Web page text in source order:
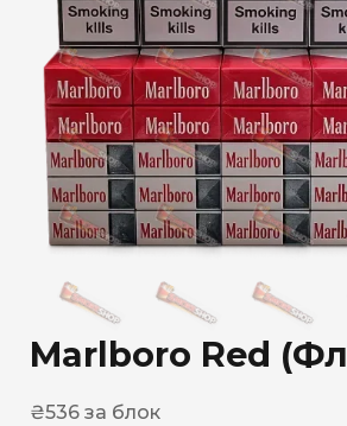
Marlboro Red
₴536 за блок